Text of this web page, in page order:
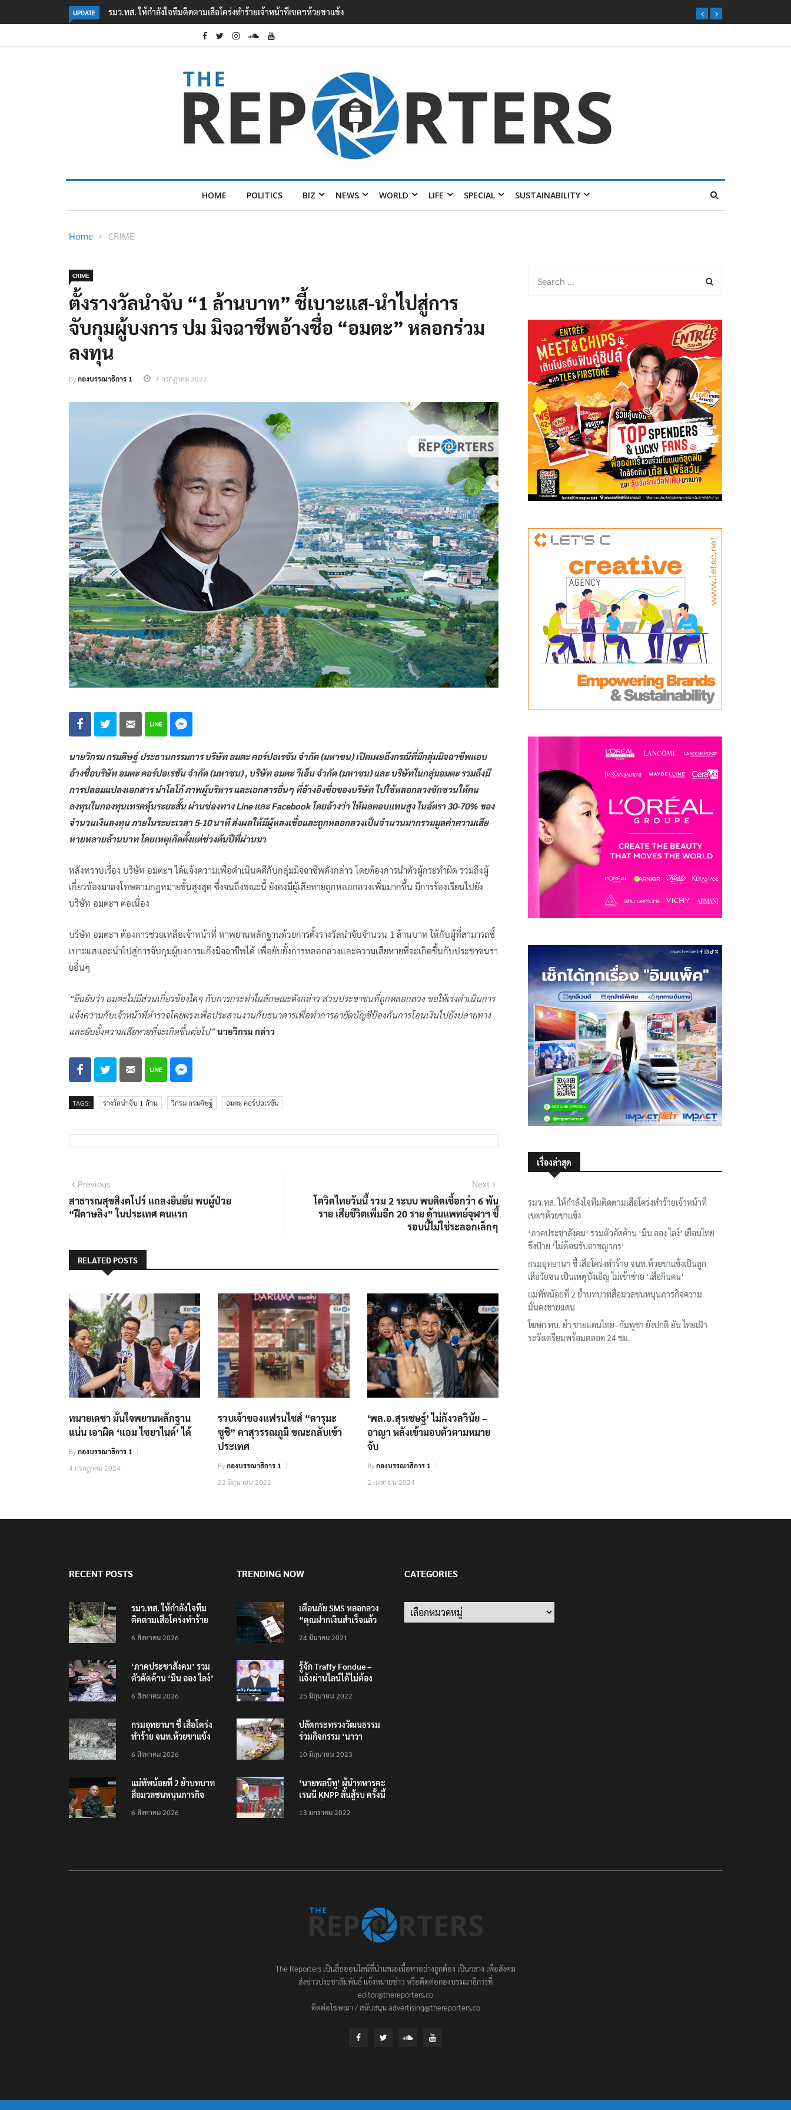
UPDATE
ำร้ายเจ้าหน้าที่เขตฯห้วยขาแข้ง‘ภาคประชาสังคม’ รวมตัวคัดค้าน ‘มิน ออง ไลง์’ เยือนไทย ขึงป้าย ‘ไม่
ต้อนรับอาชญากร’
HOME POLITICS BIZ NEWS WORLD LIFE SPECIAL SUSTAINABILITY
Home CRIME
CRIME
ตั้งรางวัลนำจับ “1 ล้านบาท” ชี้เบาะแส-นำไปสู่การ
จับกุมผู้บงการ ปม มิจฉาชีพอ้างชื่อ “อมตะ” หลอกร่วม
ลงทุน
Byกองบรรณาธิการ 1 7 กรกฎาคม 2022
นายวิกรม กรมดิษฐ์ ประธานกรรมการ บริษัท อมตะ คอร์ปอเรชัน จำกัด (มหาชน) เปิดเผยถึงกรณีที่มีกลุ่มมิจฉาชีพแอบ
อ้างชื่อบริษัท อมตะ คอร์ปอเรชัน จำกัด (มหาชน) , บริษัท อมตะ วีเอ็น จำกัด (มหาชน) และ บริษัทในกลุ่มอมตะ รวมถึงมี
การปลอมแปลงเอกสาร นำโลโก้ ภาพผู้บริหาร และเอกสารอื่นๆ ที่อ้างอิงชื่อของบริษัท ไปใช้หลอกลวงชักชวนให้คน
ลงทุนในกองทุนเทรดหุ้นระยะสั้น ผ่านช่องทาง Line และ Facebook โดยอ้างว่า ให้ผลตอบแทนสูง ในอัตรา 30-70% ของ
จำนวนเงินลงทุน ภายในระยะเวลา 5-10 นาที ส่งผลให้มีผู้หลงเชื่อและถูกหลอกลวงเป็นจำนวนมากรวมมูลค่าความเสีย
หายหลายล้านบาท โดยเหตุเกิดตั้งแต่ช่วงต้นปีที่ผ่านมา
หลังทราบเรื่อง บริษัท อมตะฯ ได้แจ้งความเพื่อดำเนินคดีกับกลุ่มมิจฉาชีพดังกล่าว โดยต้องการนำตัวผู้กระทำผิด รวมถึงผู้
เกี่ยวข้องมาลงโทษตามกฎหมายขั้นสูงสุด ซึ่งจนถึงขณะนี้ ยังคงมีผู้เสียหายถูกหลอกลวงเพิ่มมากขึ้น มีการร้องเรียนไปยัง
บริษัท อมตะฯ ต่อเนื่อง
บริษัท อมตะฯ ต้องการช่วยเหลือเจ้าหน้าที่ หาพยานหลักฐานด้วยการตั้งรางวัลนำจับจำนวน 1 ล้านบาท ให้กับผู้ที่สามารถชี้
เบาะแสและนำไปสู่การจับกุมผู้บงการแก๊งมิจฉาชีพได้ เพื่อยับยั้งการหลอกลวงและความเสียหายที่จะเกิดขึ้นกับประชาชนรา
ยอื่นๆ
“ยืนยันว่า อมตะไม่มีส่วนเกี่ยวข้องใดๆ กับการกระทำในลักษณะดังกล่าว ส่วนประชาชนที่ถูกหลอกลวง ขอให้เร่งดำเนินการ
แจ้งความกับเจ้าหน้าที่ตำรวจโดยตรงเพื่อประสานงานกับธนาคารเพื่อทำการอายัดบัญชีป้องกันการโอนเงินไปยังปลายทาง
และยับยั้งความเสียหายที่จะเกิดขึ้นต่อไป” นายวิกรม กล่าว
TAGS: รางวัลนำจับ 1 ล้าน วิกรม กรมดิษฐ์ อมตะ คอร์ปอเรชัน
แนะแนว
เรื่อง
PreviousPrevious
post:
สาธารณสุขสิงคโปร์ แถลงยืนยัน พบผู้ป่วย
“ฝีดาษลิง” ในประเทศ คนแรก
Next
post:
โควิดไทยวันนี้ รวม 2 ระบบ พบติดเชื้อกว่า 6 พัน
ราย เสียชีวิตเพิ่มอีก 20 ราย ด้านแพทย์จุฬาฯ ชี้
รอบนี้ไม่ใช่ระลอกเล็กๆ
RELATED POSTS
ทนายเดชา มั่นใจพยานหลักฐาน
แน่น เอาผิด ‘แอม ไซยาไนด์’ ได้
Byกองบรรณาธิการ 1
4 กรกฎาคม 2024
รวบเจ้าของแฟรนไชส์ “ดารุมะ
ซูชิ” คาสุวรรณภูมิ ขณะกลับเข้า
ประเทศ
Byกองบรรณาธิการ 1
22 มิถุนายน 2022
‘พล.อ.สุรเชษฐ์’ ไม่กังวลวินัย –
อาญา หลังเข้ามอบตัวตามหมาย
จับ
Byกองบรรณาธิการ 1
2 เมษายน 2024
เรื่องล่าสุด
รมว.ทส. ให้กำลังใจทีมติดตามเสือโคร่งทำร้ายเจ้าหน้าที่
เขตฯห้วยขาแข้ง
‘ภาคประชาสังคม’ รวมตัวคัดค้าน ‘มิน ออง ไลง์’ เยือนไทย
ขึงป้าย ‘ไม่ต้อนรับอาชญากร’
กรมอุทยานฯ ชี้ เสือโคร่งทำร้าย จนท.ห้วยขาแข้งเป็นลูก
เสือวัยซน เป็นเหตุบังเอิญ ไม่เข้าข่าย ‘เสือกินคน’
แม่ทัพน้อยที่ 2 ย้ำบทบาทสื่อมวลชนหนุนภารกิจความ
มั่นคงชายแดน
โฆษก ทบ. ย้ำ ชายแดนไทย–กัมพูชา ยังปกติ ยัน ไทยเฝ้า
ระวังเตรียมพร้อมตลอด 24 ชม.
RECENT POSTS
รมว.ทส. ให้กำลังใจทีม
ติดตามเสือโคร่งทำร้าย
6 สิงหาคม 2026
‘ภาคประชาสังคม’ รวม
ตัวคัดค้าน ‘มิน ออง ไลง์’
ต้อนรับอาชญากร’
6 สิงหาคม 2026
กรมอุทยานฯ ชี้ เสือโคร่ง
ทำร้าย จนท.ห้วยขาแข้ง
บังเอิญ ไม่เข้าข่าย ‘เสือ
6 สิงหาคม 2026
แม่ทัพน้อยที่ 2 ย้ำบทบาท
สื่อมวลชนหนุนภารกิจ
6 สิงหาคม 2026
TRENDING NOW
เตือนภัย SMS หลอกลวง
“คุณฝากเงินสำเร็จแล้ว
200,000 บาท”
24 มีนาคม 2021
รู้จัก Traffy Fondue –
แจ้งผ่านไลน์ได้ไม่ต้อง
ทั่วไทย ไม่ใช่แค่ในกรุง
25 มิถุนายน 2022
ปลัดกระทรวงวัฒนธรรม
ร่วมกิจกรรม ‘นาวา
ตักบาตรทางน้ำ
10 มิถุนายน 2023
‘นายพลบีทู’ ผู้นำทหารคะ
เรนนี KNPP ลั่นสู้รบ ครั้งนี้
ประชาชนต้องชนะ
13 มกราคม 2022
CATEGORIES
Categories
The Reporters เป็นสื่อออนไลน์ที่นำเสนอเนื้อหาอย่างถูกต้อง เป็นกลาง เพื่อสังคม
ส่งข่าวประชาสัมพันธ์ แจ้งหมายข่าว หรือติดต่อกองบรรณาธิการที่
editor@thereporters.co
ติดต่อโฆษณา / สนับสนุน advertising@thereporters.co